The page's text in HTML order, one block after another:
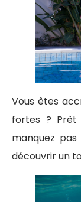
Vous êtes
fortes ? Prêt
manquez
découvrir un